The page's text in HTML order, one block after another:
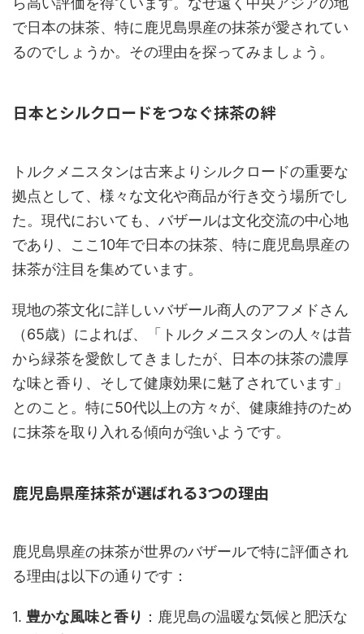
で日本の抹茶、特に鹿児島県産の抹茶が愛されてい
るのでしょうか。その理由を探ってみましょう。
日本とシルクロードをつなぐ抹茶の絆
トルクメニスタンは古来よりシルクロードの重要な
拠点として、様々な文化や商品が行き交う場所でし
た。現代においても、バザールは文化交流の中心地
であり、ここ10年で日本の抹茶、特に鹿児島県産の
抹茶が注目を集めています。
現地の茶文化に詳しいバザール商人のアフメドさん
（65歳）によれば、「トルクメニスタンの人々は昔
から緑茶を愛飲してきましたが、日本の抹茶の濃厚
な味と香り、そして健康効果に魅了されています」
とのこと。特に50代以上の方々が、健康維持のため
に抹茶を取り入れる傾向が強いようです。
鹿児島県産抹茶が選ばれる3つの理由
鹿児島県産の抹茶が世界のバザールで特に評価され
る理由は以下の通りです：
1. 豊かな風味と香り ：鹿児島の温暖な気候と肥沃な